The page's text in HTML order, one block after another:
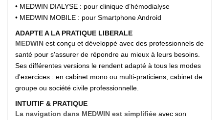
• MEDWIN DIALYSE : pour clinique d’hémodialyse
• MEDWIN MOBILE : pour Smartphone Android
ADAPTE A LA PRATIQUE LIBERALE
MEDWIN est conçu et développé avec des professionnels de
santé pour s'assurer de répondre au mieux à leurs besoins.
Ses différentes versions le rendent adapté à tous les modes
d'exercices : en cabinet mono ou multi-praticiens, cabinet de
groupe ou société civile professionnelle.
INTUITIF & PRATIQUE
La navigation dans MEDWIN est simplifiée avec son